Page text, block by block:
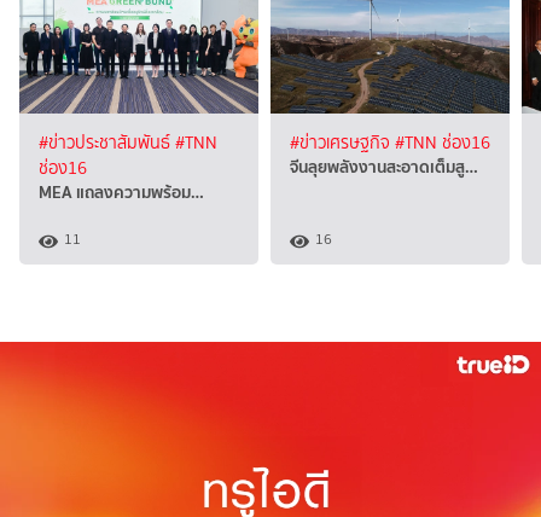
#ข่าวประชาสัมพันธ์#TNN
ช่อง16
MEA แถลงความพร้อม…
11
#ข่าวเศรษฐกิจ #TNN ช่อง16
จีนลุยพลังงานสะอาดเต็มสู…
16